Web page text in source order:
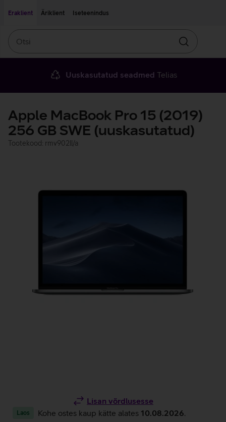
Eraklient
Äriklient Iseteenindus
Otsin
Uuskasutatud seadmed Telias
Apple MacBook Pro 15 (2019)
256 GB SWE (uuskasutatud)
Tootekood: rmv902ll/a
Lisan võrdlusesse
Laos Kohe ostes kaup kätte alates 10.08.2026